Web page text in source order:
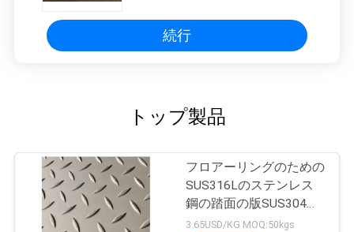
続行
トップ製品
フロアーリングのための
SUS316Lのステンレス
鋼の踏面の版SUS304
SUS316L
3.65USD/KG MOQ:50kgs